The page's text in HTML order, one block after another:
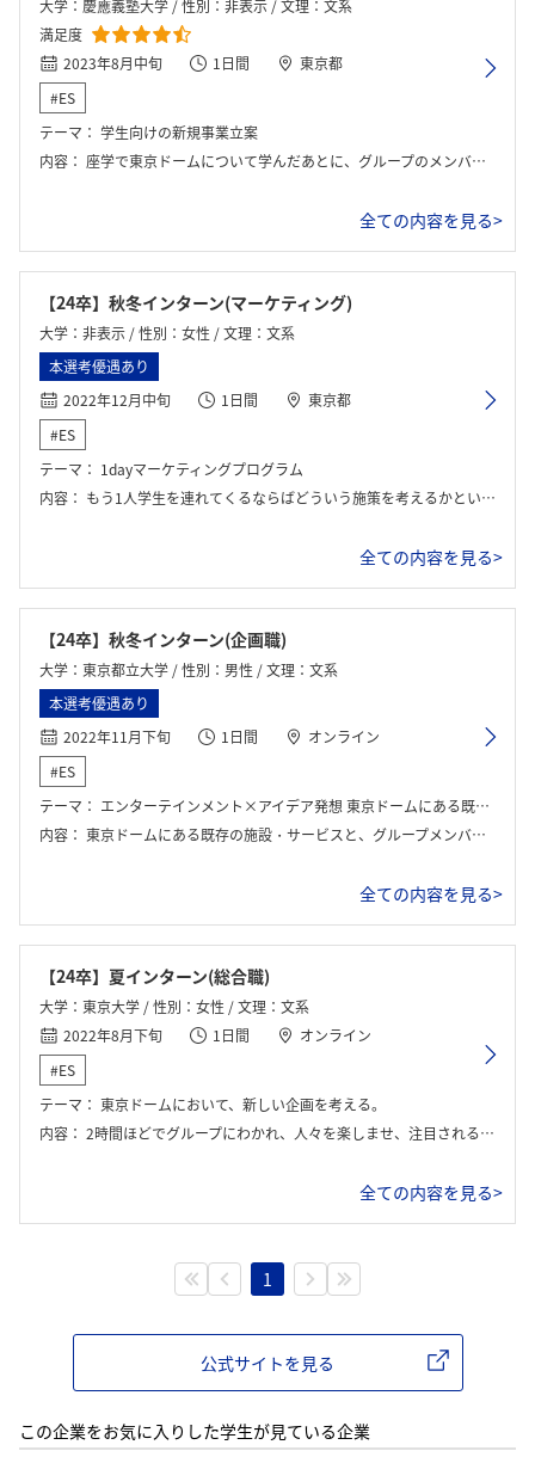
大学：慶應義塾大学 / 性別：非表示 / 文理：文系
満足度
2023年8月中旬
1日間
東京都
#ES
テーマ： 学生向けの新規事業立案
内容： 座学で東京ドームについて学んだあとに、グループのメンバーで実際に東京ドームシティーの見学をした。昼過ぎからグループワークを始め、発表と講評、座談会が行われた。
全ての内容を見る>
【24卒】秋冬インターン(マーケティング)
大学：非表示 / 性別：女性 / 文理：文系
本選考優遇あり
2022年12月中旬
1日間
東京都
#ES
テーマ： 1dayマーケティングプログラム
内容： もう1人学生を連れてくるならばどういう施策を考えるかというもので、午前中は企業研究に近い説明を受ける。昼食時はチームで自由行動実際に現地で好きなものを飲み食いしてきて大丈夫だと仰ってくださった。しかしその中で思ったことや考えたことをメモしておく必要がある。昼食時間に現地で何してきても良いとなっており、領収書があれば全額支給してくださるため、遊園地で遊んだりしている学生もいた。とにかく仲が深まる。
全ての内容を見る>
【24卒】秋冬インターン(企画職)
大学：東京都立大学 / 性別：男性 / 文理：文系
本選考優遇あり
2022年11月下旬
1日間
オンライン
#ES
テーマ： エンターテインメント×アイデア発想 東京ドームにある既存の施設・サービスと、グループメンバーで出し合ったアイデアのうち一つを掛け合わせ、新規事業を立案し、プレゼンを行う。
内容： 東京ドームにある既存の施設・サービスと、グループメンバーで出し合ったアイデアのうち一つを掛け合わせ、新規事業を立案し、プレゼンを行った。全部で3時間のプログラムで、半分ほどグループワーク（チームビルディングからアイデア出しまで）、半分は各グループのプレゼンと講評だった。
全ての内容を見る>
【24卒】夏インターン(総合職)
大学：東京大学 / 性別：女性 / 文理：文系
2022年8月下旬
1日間
オンライン
#ES
テーマ： 東京ドームにおいて、新しい企画を考える。
内容： 2時間ほどでグループにわかれ、人々を楽しませ、注目される新しい企画を考える。
全ての内容を見る>
1
公式サイトを見る
この企業をお気に入りした学生が見ている企業